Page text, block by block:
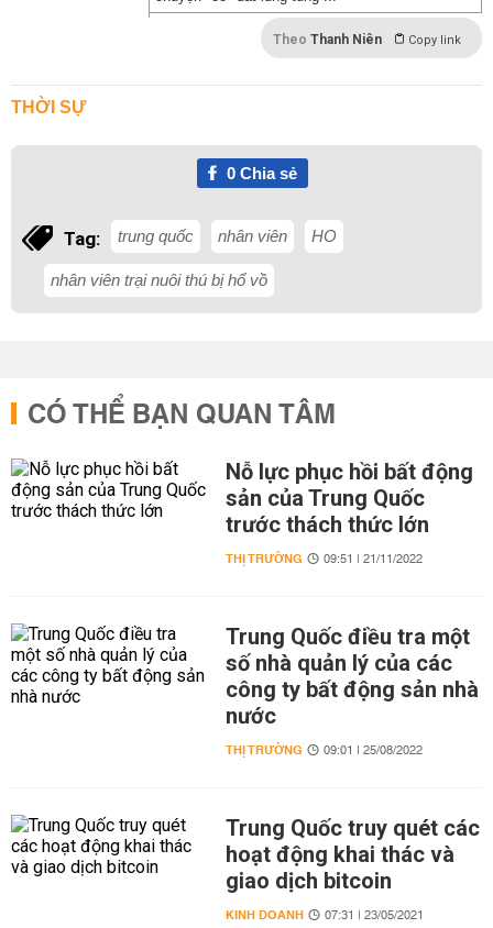
Theo Thanh Niên Copy link
THỜI SỰ
0Chia sẻ
Tag: trung quốc nhân viên HO
nhân viên trại nuôi thú bị hổ vồ
CÓ THỂ BẠN QUAN TÂM
Nỗ lực phục hồi bất động
sản của Trung Quốc
trước thách thức lớn
THỊ TRƯỜNG 09:51 | 21/11/2022
Trung Quốc điều tra một
số nhà quản lý của các
công ty bất động sản nhà
nước
THỊ TRƯỜNG 09:01 | 25/08/2022
Trung Quốc truy quét các
hoạt động khai thác và
giao dịch bitcoin
KINH DOANH 07:31 | 23/05/2021